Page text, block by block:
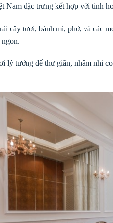
Nam đặc trưng kết hợp với tinh
cây tươi, bánh mì, phở, và các
lý tưởng để thư giãn, nhâm nhi